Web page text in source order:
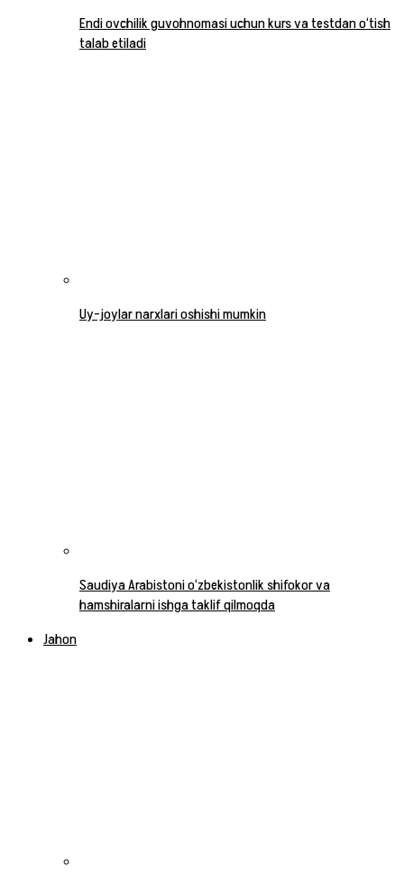
Endi ovchilik guvohnomasi uchun kurs va testdan o‘tish
talab etiladi
Uy-joylar narxlari oshishi mumkin
Saudiya Arabistoni o‘zbekistonlik shifokor va
hamshiralarni ishga taklif qilmoqda
Jahon